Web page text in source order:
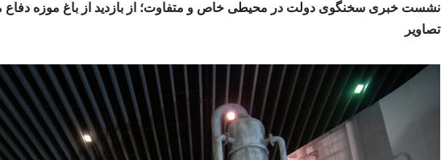
نشست خبری سخنگوی دولت در محیطی خاص و متفاوت؛ از بازدید از باغ موزه دفاع
تصاویر